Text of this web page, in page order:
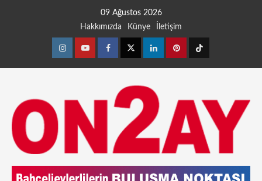
09 Ağustos 2026
Hakkımızda
Künye İletişim